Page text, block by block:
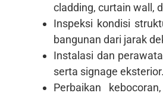
cladding, curtain wall,
Inspeksi kondisi
bangunan dari jarak
Instalasi dan
serta signage eksterior.
Perbaikan